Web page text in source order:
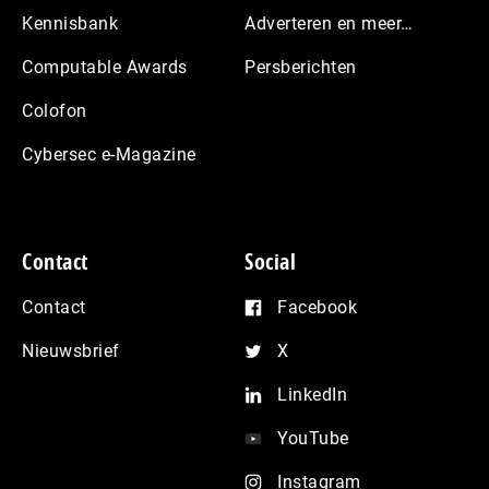
Kennisbank
Computable Awards
Colofon
Cybersec e-Magazine
Adverteren en meer…
Persberichten
Contact
Contact
Nieuwsbrief
Social
Facebook
X
LinkedIn
YouTube
Instagram